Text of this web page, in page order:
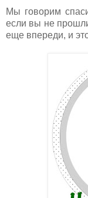
Мы говорим
если вы не
еще впереди, и